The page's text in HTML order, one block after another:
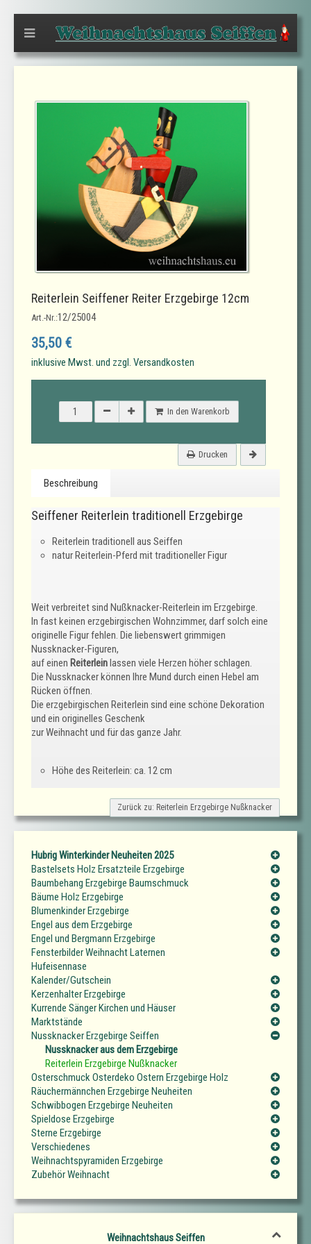
Reiterlein Seiffener Reiter Erzgebirge 12cm
Art.-Nr.:12/25004
35,50 €
inklusive Mwst. und zzgl. Versandkosten
In den Warenkorb
Drucken
Beschreibung
Seiffener Reiterlein traditionell Erzgebirge
Reiterlein traditionell aus Seiffen
natur Reiterlein-Pferd mit traditioneller Figur
Weit verbreitet sind Nußknacker-Reiterlein im Erzgebirge.
In fast keinen erzgebirgischen Wohnzimmer, darf solch eine
originelle Figur fehlen. Die liebenswert grimmigen
Nussknacker-Figuren,
auf einen Reiterleinlassen viele Herzen höher schlagen.
Die Nussknacker können Ihre Mund durch einen Hebel am
Rücken öffnen.
Die erzgebirgischen Reiterlein sind eine schöne Dekoration
und ein originelles Geschenk
zur Weihnacht und für das ganze Jahr.
Höhe des Reiterlein: ca. 12 cm
Zurück zu: Reiterlein Erzgebirge Nußknacker
Hubrig Winterkinder Neuheiten 2025
Bastelsets Holz Ersatzteile Erzgebirge
Baumbehang Erzgebirge Baumschmuck
Bäume Holz Erzgebirge
Blumenkinder Erzgebirge
Engel aus dem Erzgebirge
Engel und Bergmann Erzgebirge
Fensterbilder Weihnacht Laternen
Hufeisennase
Kalender/Gutschein
Kerzenhalter Erzgebirge
Kurrende Sänger Kirchen und Häuser
Marktstände
Nussknacker Erzgebirge Seiffen
Nussknacker aus dem Erzgebirge
Reiterlein Erzgebirge Nußknacker
Osterschmuck Osterdeko Ostern Erzgebirge Holz
Räuchermännchen Erzgebirge Neuheiten
Schwibbogen Erzgebirge Neuheiten
Spieldose Erzgebirge
Sterne Erzgebirge
Verschiedenes
Weihnachtspyramiden Erzgebirge
Zubehör Weihnacht
Weihnachtshaus Seiffen